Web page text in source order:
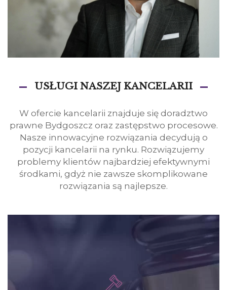
USŁUGI NASZEJ KANCELARII
W ofercie kancelarii znajduje się doradztwo
prawne Bydgoszcz oraz zastępstwo procesowe.
Nasze innowacyjne rozwiązania decydują o
pozycji kancelarii na rynku. Rozwiązujemy
problemy klientów najbardziej efektywnymi
środkami, gdyż nie zawsze skomplikowane
rozwiązania są najlepsze.